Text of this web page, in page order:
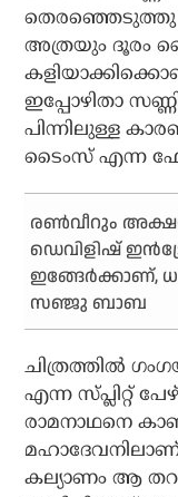
തെരഞ്ഞെടുത്തു
അത്രയും ദൂരം
ഇപ്പോഴിതാ
പിന്നിലുള്ള
ടൈംസ് എന്ന
രണ്‍വീറും
ഡെവിളിഷ്
ഇങ്ങേര്‍ക്കാണ്,
സഞ്ജു ബാബ
ചിത്രത്തില്‍
എന്ന സ്പ്ലിറ്റ്
രാമനാഥനെ
കല്യാണം ആ